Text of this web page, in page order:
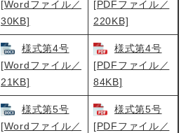
[Wordファイル／
30KB]
[PDFファイル／
220KB]
様式第4号
[Wordファイル／
21KB]
様式第4号
[PDFファイル／
84KB]
様式第5号
[Wordファイル／
様式第5号
[PDFファイル／